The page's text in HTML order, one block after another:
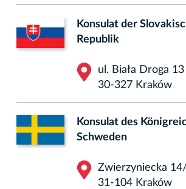
Konsulat der
Republik
ul. Biała Droga 13
30-327 Kraków
Konsulat des
Schweden
Zwierzyniecka
31-104 Kraków